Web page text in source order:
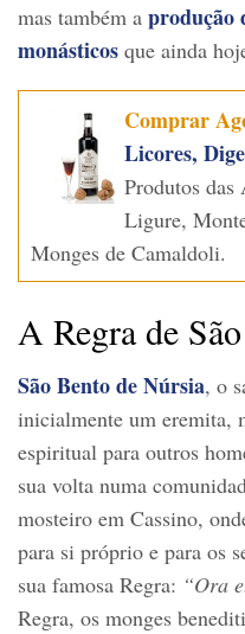
mas também a produção
monásticos que ainda
Comprar
Licores,
Produtos das
Ligure,
Monges de Camaldoli.
A Regra de
São Bento de Núrsia, o
inicialmente um eremita,
espiritual para outros
sua volta numa
mosteiro em Cassino,
para si próprio e para os
sua famosa Regra: “Ora
Regra, os monges